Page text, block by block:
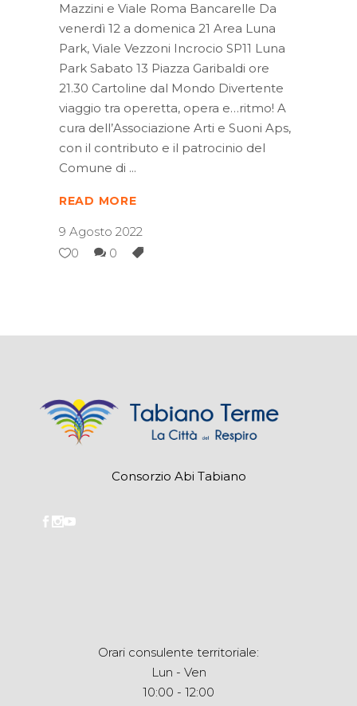
Mazzini e Viale Roma Bancarelle Da
venerdì 12 a domenica 21 Area Luna
Park, Viale Vezzoni Incrocio SP11 Luna
Park Sabato 13 Piazza Garibaldi ore
21.30 Cartoline dal Mondo Divertente
viaggio tra operetta, opera e…ritmo! A
cura dell’Associazione Arti e Suoni Aps,
con il contributo e il patrocinio del
Comune di
READ MORE
9 Agosto 2022
0
0
Consorzio Abi Tabiano
Orari consulente territoriale:
Lun - Ven
10:00 - 12:00